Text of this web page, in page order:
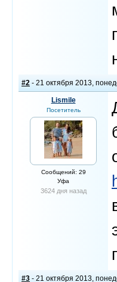
#2 - 21 октября 2013,
Lismile
Посетитель
Сообщений: 29
Уфа
3624 дня назад
#3 - 21 октября 2013,